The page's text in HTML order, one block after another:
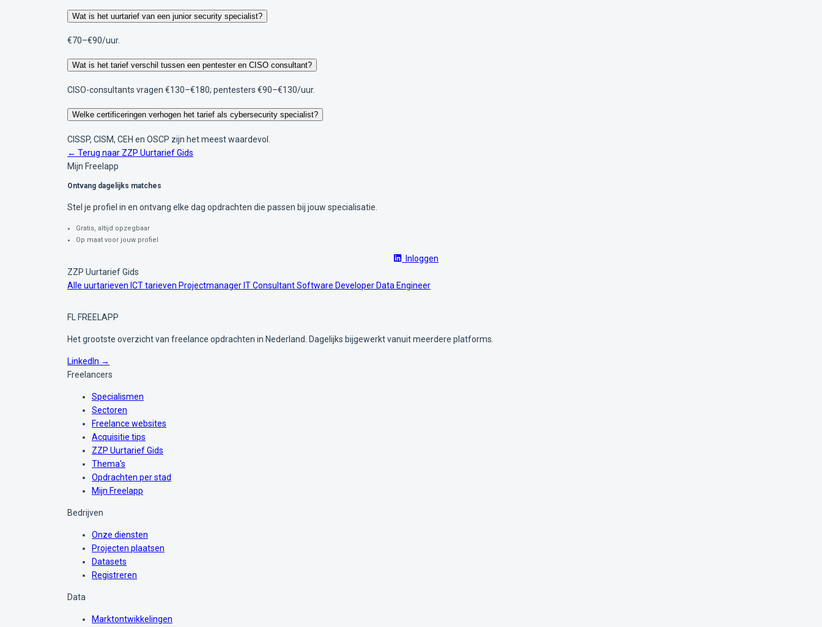
Wat is het uurtarief van een junior security specialist?
€70–€90/uur.
Wat is het tarief verschil tussen een pentester en CISO consultant?
CISO-consultants vragen €130–€180; pentesters €90–€130/uur.
Welke certificeringen verhogen het tarief als cybersecurity specialist?
CISSP, CISM, CEH en OSCP zijn het meest waardevol.
← Terug naar ZZP Uurtarief Gids
Mijn Freelapp
Ontvang dagelijks matches
Stel je profiel in en ontvang elke dag opdrachten die passen bij jouw specialisatie.
Gratis, altijd opzegbaar
Op maat voor jouw profiel
Inloggen
ZZP Uurtarief Gids
Alle uurtarieven ICT tarieven ProjectmanagerIT ConsultantSoftware DeveloperData Engineer
FL FREELAPP
Het grootste overzicht van freelance opdrachten in Nederland. Dagelijks bijgewerkt vanuit meerdere platforms.
LinkedIn →
Freelancers
Specialismen
Sectoren
Freelance websites
Acquisitie tips
ZZP Uurtarief Gids
Thema's
Opdrachten per stad
Mijn Freelapp
Bedrijven
Onze diensten
Projecten plaatsen
Datasets
Registreren
Data
Marktontwikkelingen